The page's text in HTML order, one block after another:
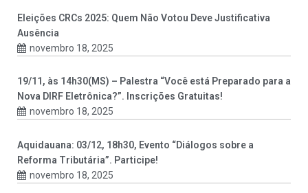
Eleições CRCs 2025: Quem Não Votou Deve Justificativa
Ausência
novembro 18, 2025
19/11, às 14h30(MS) – Palestra “Você está Preparado para a
Nova DIRF Eletrônica?”. Inscrições Gratuitas!
novembro 18, 2025
Aquidauana: 03/12, 18h30, Evento “Diálogos sobre a
Reforma Tributária”. Participe!
novembro 18, 2025